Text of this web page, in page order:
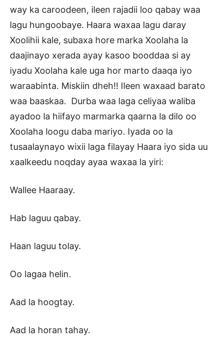
way ka caroodeen, ileen rajadii loo qabay waa
lagu hungoobaye. Haara waxaa lagu daray
Xoolihii kale, subaxa hore marka Xoolaha la
daajinayo xerada ayay kasoo booddaa si ay
iyadu Xoolaha kale uga hor marto daaqa iyo
waraabinta. Miskiin dheh!! Ileen waxaad barato
waa baaskaa. Durba waa laga celiyaa waliba
ayadoo la hiifayo marmarka qaarna la dilo oo
Xoolaha loogu daba mariyo. Iyada oo la
tusaalaynayo wixii laga filayay Haara iyo sida uu
xaalkeedu noqday ayaa waxaa la yiri:
Wallee Haaraay.
Hab laguu qabay.
Haan laguu tolay.
Oo lagaa helin.
Aad la hoogtay.
Aad la horan tahay.